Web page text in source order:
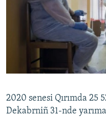
BLOGLAR
Русский
Українською
QOŞULIÑIZ!
2020 senesi Qırımda 25
Dekabrniñ 31-nde